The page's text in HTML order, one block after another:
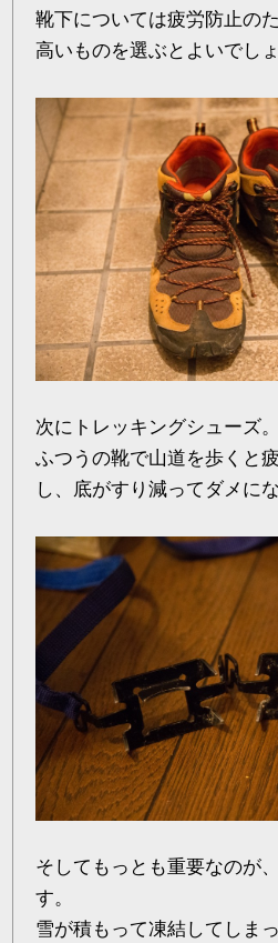
靴下については疲労防止の
高いものを選ぶとよいでしょ
次にトレッキングシューズ。
ふつうの靴で山道を歩くと
し、底がすり減ってダメに
そしてもっとも重要なのが
す。
雪が積もって凍結してしま